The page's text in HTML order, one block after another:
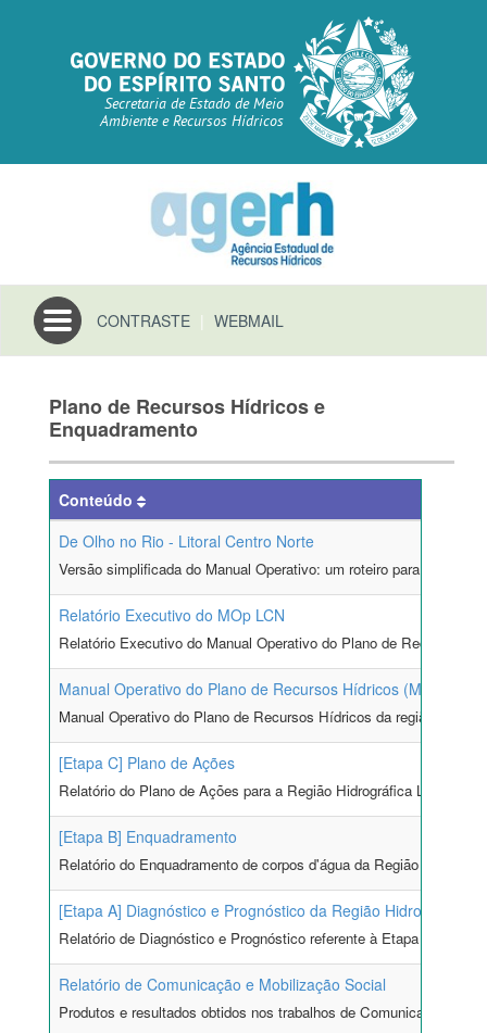
Secretaria de Estado de Meio
Ambiente e Recursos Hídricos
Toggle
navigation
CONTRASTE | WEBMAIL
Plano de Recursos Hídricos e
Enquadramento
Conteúdo
De Olho no Rio - Litoral Centro Norte
Versão simplificada do Manual Operativo: um roteiro para que os
Relatório Executivo do MOp LCN
Relatório Executivo do Manual Operativo do Plano de Recursos
Manual Operativo do Plano de Recursos Hídricos (MOp LCN)
Manual Operativo do Plano de Recursos Hídricos da região
[Etapa C] Plano de Ações
Relatório do Plano de Ações para a Região Hidrográfica Litoral
[Etapa B] Enquadramento
Relatório do Enquadramento de corpos d'água da Região
[Etapa A] Diagnóstico e Prognóstico da Região Hidrográfica
Relatório de Diagnóstico e Prognóstico referente à Etapa A do
Relatório de Comunicação e Mobilização Social
Produtos e resultados obtidos nos trabalhos de Comunicação e